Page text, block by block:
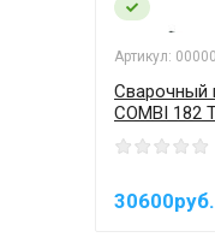
Артикул:
Сварочный
COMBI 182
30600руб.